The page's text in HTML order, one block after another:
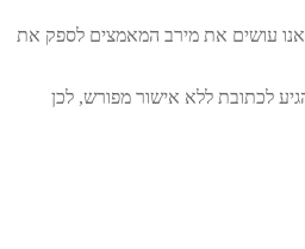
כהזמנות של יום העסקים העוקב. למרות זאת- אנו עושים את מירב המאמצים לספק את
לכתובת ללא אישור מפורש, לכן